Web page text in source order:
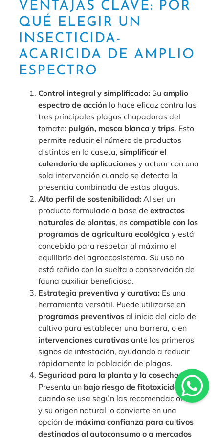
VENTAJAS CLAVE: POR
QUÉ ELEGIR UN
INSECTICIDA-
ACARICIDA DE AMPLIO
ESPECTRO
Control integral y simplificado: Su amplio
espectro de acción lo hace eficaz contra las
tres principales plagas chupadoras del
tomate: pulgón, mosca blanca y trips. Esto
permite reducir el número de productos
distintos en la caseta, simplificar el
calendario de aplicacionesy actuar con una
sola intervención cuando se detecta la
presencia combinada de estas plagas.
Alto perfil de sostenibilidad: Al ser un
producto formulado a base de extractos
naturales de plantas, es compatible con los
programas de agricultura ecológica y está
concebido para respetar al máximo el
equilibrio del agroecosistema. Su uso no
está reñido con la suelta o conservación de
fauna auxiliar beneficiosa.
Estrategia preventiva y curativa: Es una
herramienta versátil. Puede utilizarse en
programas preventivosal inicio del ciclo del
cultivo para establecer una barrera, o en
intervenciones curativasante los primeros
signos de infestación, ayudando a reducir
rápidamente la población de plagas.
Seguridad para la planta y la cosecha:
Presenta un bajo riesgo de fitotoxicidad
cuando se usa según las recomendaciones,
y su origen natural lo convierte en una
opción de máxima confianza para cultivos
destinados al autoconsumo o a mercados